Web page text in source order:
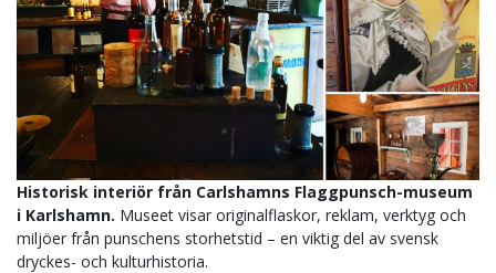
Historisk interiör från Carlshamns Flaggpunsch-museum
i Karlshamn. Museet visar originalflaskor, reklam, verktyg och
miljöer från punschens storhetstid – en viktig del av svensk
dryckes- och kulturhistoria.